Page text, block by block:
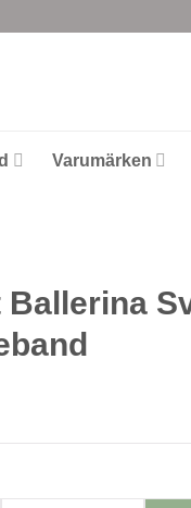
Varumärken
Ballerina